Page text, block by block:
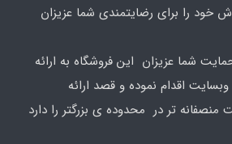
خود را برای رضایتمندی شما عزیزان
شما عزیزان این فروشگاه به ارائه
اقدام نموده و قصد ارائه
تر در محدوده ی بزرگتر را دارد